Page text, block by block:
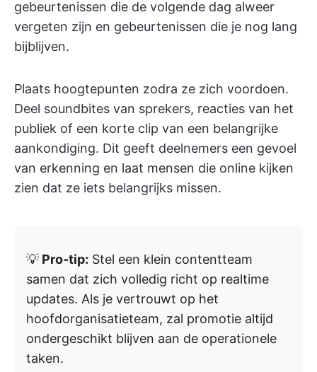
gebeurtenissen die de volgende dag alweer
vergeten zijn en gebeurtenissen die je nog lang
bijblijven.
Plaats hoogtepunten zodra ze zich voordoen.
Deel soundbites van sprekers, reacties van het
publiek of een korte clip van een belangrijke
aankondiging. Dit geeft deelnemers een gevoel
van erkenning en laat mensen die online kijken
zien dat ze iets belangrijks missen.
💡 Pro-tip: Stel een klein contentteam
samen dat zich volledig richt op realtime
updates. Als je vertrouwt op het
hoofdorganisatieteam, zal promotie altijd
ondergeschikt blijven aan de operationele
taken.